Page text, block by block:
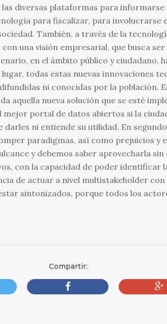
diversas plataformas para
para fiscalizar, para involucrarse
También, a través de la
una visión empresarial, que busca
en el ámbito público y ciudadano,
todas estas nuevas innovaciones
ni conocidas por la población.
aquella nueva solución que se esté
portal de datos abiertos si la
darles ni entiende su utilidad. En
paradigmas, así como prejuicios y
y debemos saber aprovecharla sin
con la capacidad de poder identificar
de actuar a nivel multistakeholder
sintonizados, porque todos los
Compartir: